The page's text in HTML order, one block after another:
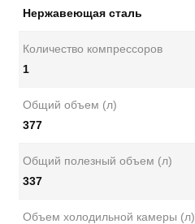
Нержавеющая сталь
Количество компрессоров
1
Общий объем (л)
377
Общий полезный объем (л)
337
Объем холодильной камеры (л)